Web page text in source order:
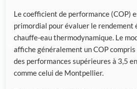
Le coefficient de performance (COP)
primordial pour évaluer le rendement
chauffe-eau thermodynamique. Le
affiche généralement un COP
des performances supérieures à 3,5
comme celui de Montpellier.